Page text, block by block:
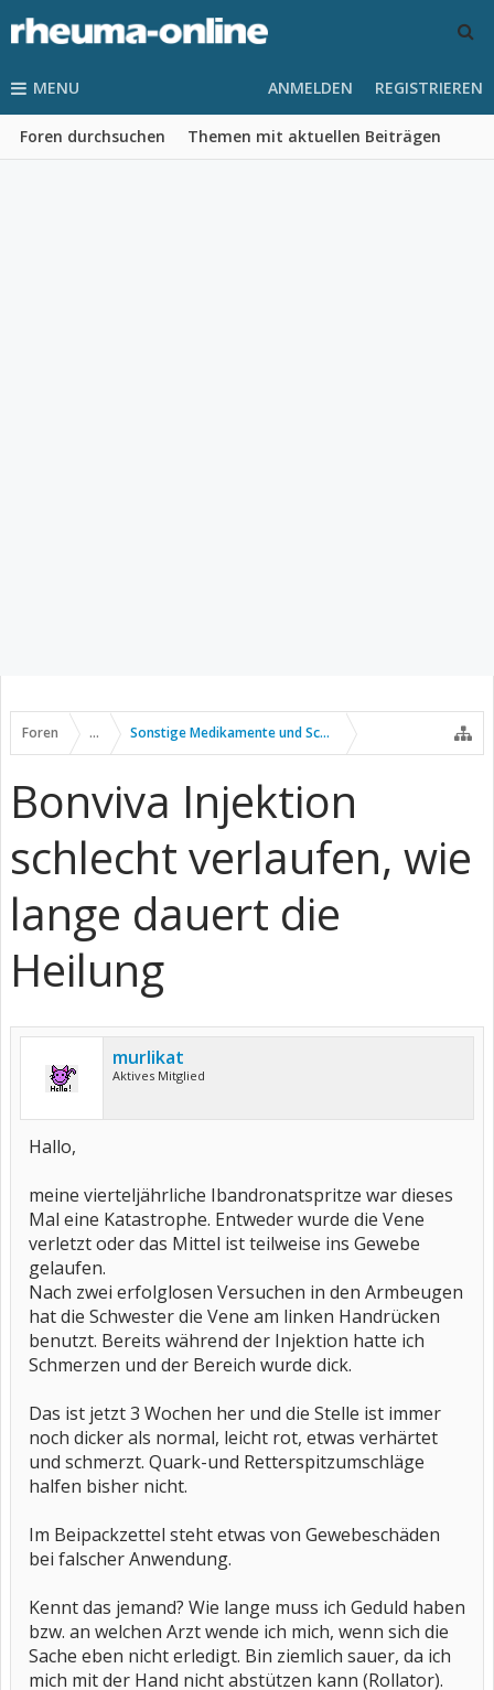
MENU
Foren durchsuchen Themen mit aktuellen Beiträgen
ANMELDEN REGISTRIEREN
Foren ... Sonstige Medikamente und Schmerztherapie
Bonviva Injektion
schlecht verlaufen, wie
lange dauert die
Heilung
murlikat
Aktives Mitglied
Hallo,
meine vierteljährliche Ibandronatspritze war dieses
Mal eine Katastrophe. Entweder wurde die Vene
verletzt oder das Mittel ist teilweise ins Gewebe
gelaufen.
Nach zwei erfolglosen Versuchen in den Armbeugen
hat die Schwester die Vene am linken Handrücken
benutzt. Bereits während der Injektion hatte ich
Schmerzen und der Bereich wurde dick.
Das ist jetzt 3 Wochen her und die Stelle ist immer
noch dicker als normal, leicht rot, etwas verhärtet
und schmerzt. Quark-und Retterspitzumschläge
halfen bisher nicht.
Im Beipackzettel steht etwas von Gewebeschäden
bei falscher Anwendung.
Kennt das jemand? Wie lange muss ich Geduld haben
bzw. an welchen Arzt wende ich mich, wenn sich die
Sache eben nicht erledigt. Bin ziemlich sauer, da ich
mich mit der Hand nicht abstützen kann (Rollator).